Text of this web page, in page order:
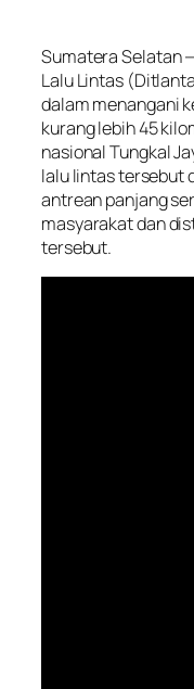
Sumatera Selatan
Lalu Lintas
dalam menangani
kurang lebih 45
nasional Tungkal
lalu lintas tersebut
antrean panjang
masyarakat dan
tersebut.